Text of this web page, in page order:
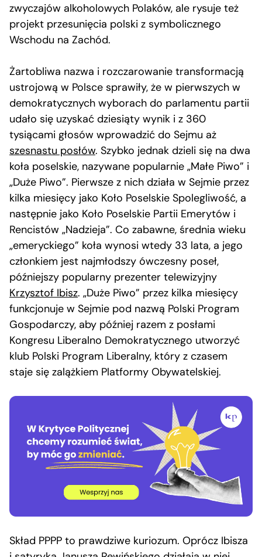
zwyczajów alkoholowych Polaków, ale rysuje też
projekt przesunięcia polski z symbolicznego
Wschodu na Zachód.
Żartobliwa nazwa i rozczarowanie transformacją
ustrojową w Polsce sprawiły, że w pierwszych w
demokratycznych wyborach do parlamentu partii
udało się uzyskać dziesiąty wynik i z 360
tysiącami głosów wprowadzić do Sejmu aż
szesnastu posłów. Szybko jednak dzieli się na dwa
koła poselskie, nazywane popularnie „Małe Piwo” i
„Duże Piwo”. Pierwsze z nich działa w Sejmie przez
kilka miesięcy jako Koło Poselskie Spolegliwość, a
następnie jako Koło Poselskie Partii Emerytów i
Rencistów „Nadzieja”. Co zabawne, średnia wieku
„emeryckiego” koła wynosi wtedy 33 lata, a jego
członkiem jest najmłodszy ówczesny poseł,
późniejszy popularny prezenter telewizyjny
Krzysztof Ibisz. „Duże Piwo” przez kilka miesięcy
funkcjonuje w Sejmie pod nazwą Polski Program
Gospodarczy, aby później razem z posłami
Kongresu Liberalno Demokratycznego utworzyć
klub Polski Program Liberalny, który z czasem
staje się zalążkiem Platformy Obywatelskiej.
Skład PPPP to prawdziwe kuriozum. Oprócz Ibisza